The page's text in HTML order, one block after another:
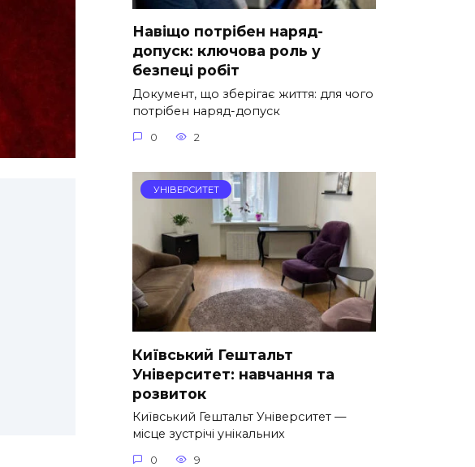
Навіщо потрібен наряд-
допуск: ключова роль у
безпеці робіт
Документ, що зберігає життя: для чого
потрібен наряд-допуск
0 2
УНІВЕРСИТЕТ
Київський Гештальт
Університет: навчання та
розвиток
Київський Гештальт Університет —
місце зустрічі унікальних
0 9